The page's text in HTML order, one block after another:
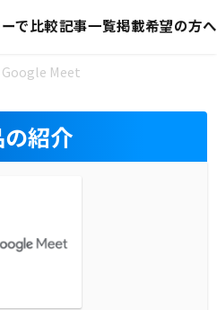
で比較記事一覧掲載希望の方へ
Google Meet
紹介